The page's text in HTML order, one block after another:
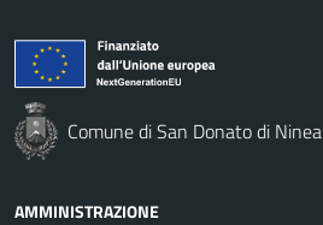
Comune di San Donato di Ninea
AMMINISTRAZIONE